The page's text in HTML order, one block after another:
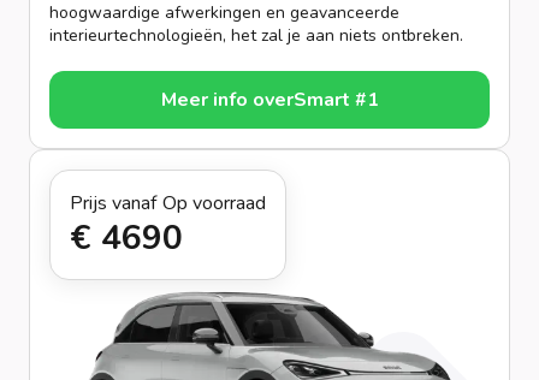
hoogwaardige afwerkingen en geavanceerde
interieurtechnologieën, het zal je aan niets ontbreken.
Meer info overSmart #1
Prijs vanaf
€ 469
Op voorraad
0